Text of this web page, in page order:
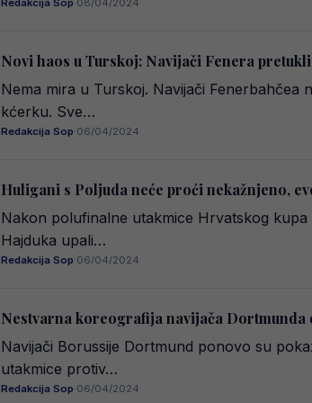
Redakcija Sop·08/04/2024
Novi haos u Turskoj: Navijači Fenera
Nema mira u Turskoj. Navijači Fenerbahčea
kćerku. Sve…
Redakcija Sop·06/04/2024
Huligani s Poljuda neće proći nekažnjeno,
Nakon polufinalne utakmice Hrvatskog
Hajduka upali…
Redakcija Sop·06/04/2024
Nestvarna koreografija navijača Dortmunda
Navijači Borussije Dortmund ponovo su
utakmice protiv…
Redakcija Sop·06/04/2024